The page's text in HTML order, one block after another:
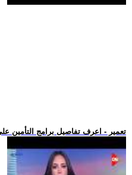
.. تعمير - اعرف تفاصيل برامج التأمين